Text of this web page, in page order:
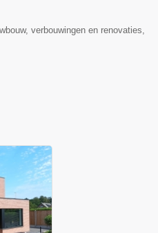
verbouwingen en renovaties,